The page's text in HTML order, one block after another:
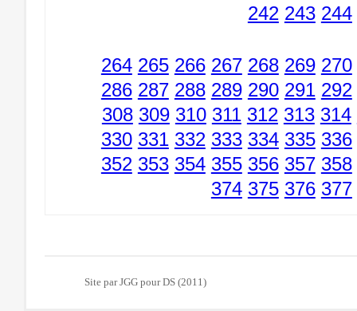
242 243 244
264 265 266 267 268 269 270
286 287 288 289 290 291 292
308 309 310 311 312 313 314
330 331 332 333 334 335 336
352 353 354 355 356 357 358
374 375 376 377
Site par JGG pour DS (2011)